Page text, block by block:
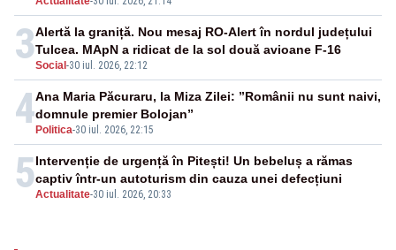
3Social -30 iul. 2026, 22:12
Alertă la graniță. Nou mesaj RO-Alert în nordul județului
Tulcea. MApN a ridicat de la sol două avioane F-16
4 Politica-30 iul. 2026, 22:15
Ana Maria Păcuraru, la Miza Zilei: ”Românii nu sunt naivi,
domnule premier Bolojan”
5Actualitate-30 iul. 2026, 20:33
Intervenție de urgență în Pitești! Un bebeluș a rămas
captiv într-un autoturism din cauza unei defecțiuni